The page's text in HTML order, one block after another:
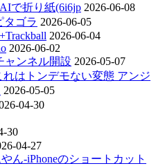
で折り紙(6i6jp 2026-06-08
タゴラ 2026-06-05
2026-06-04
2026-06-02
ャンネル開設 2026-05-07
れはトンデモない変態 アンジ
2026-05-05
04-30
30
04-27
ん-iPhoneのショートカット